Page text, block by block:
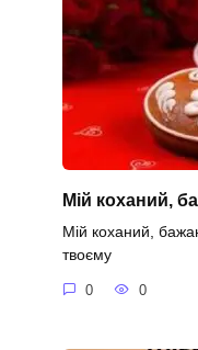
Мій коханий,
Мій коханий,
твоєму
0 0